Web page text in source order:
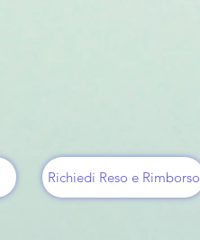
Richiedi Reso e Rimborso